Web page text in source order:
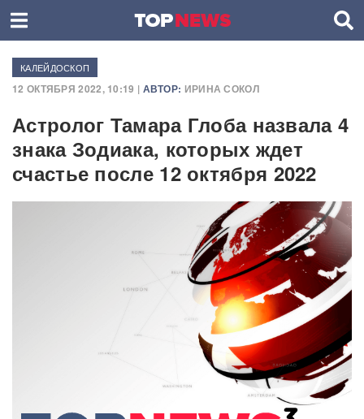
КАЛЕЙДОСКОП
12 ОКТЯБРЯ 2022, 10:19 | АВТОР: ИРИНА СОКОЛ
Астролог Тамара Глоба назвала 4
знака Зодиака, которых ждет
счастье после 12 октября 2022